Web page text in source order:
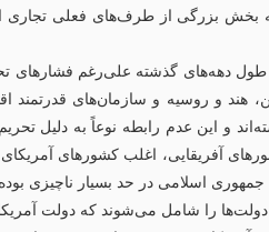
بزرگی از طرف‌های فعلی تجاری
و روسیه و سازمان‌های قدرتمند
و این عدم رابطه نوعاً به دلیل
می‌شوند. اغلب کشورهای آفریقایی، اغلب
اسلامی در حد بسیار ناچیزی